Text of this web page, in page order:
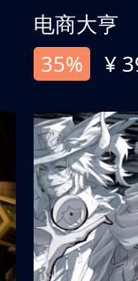
电商大亨
35%
¥